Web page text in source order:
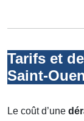
Tarifs et
Saint-
Le coût d’une